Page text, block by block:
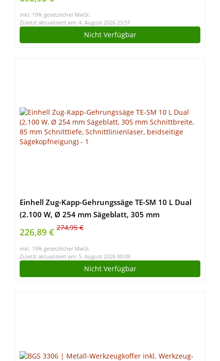
inkl. 19% gesetzlicher MwSt.
Zuletzt aktualisiert am: 4. August 2026 23:57
Nicht Verfügbar
Einhell Zug-Kapp-Gehrungssäge TE-SM 10 L Dual
(2.100 W, Ø 254 mm Sägeblatt, 305 mm
Schnittbreite, 85 mm Schnitttiefe,
Schnittlinienlaser, beidseitige Sägekopfneigung)
226,89 € 274,95 €
inkl. 19% gesetzlicher MwSt.
Zuletzt aktualisiert am: 5. August 2026 00:09
Nicht Verfügbar